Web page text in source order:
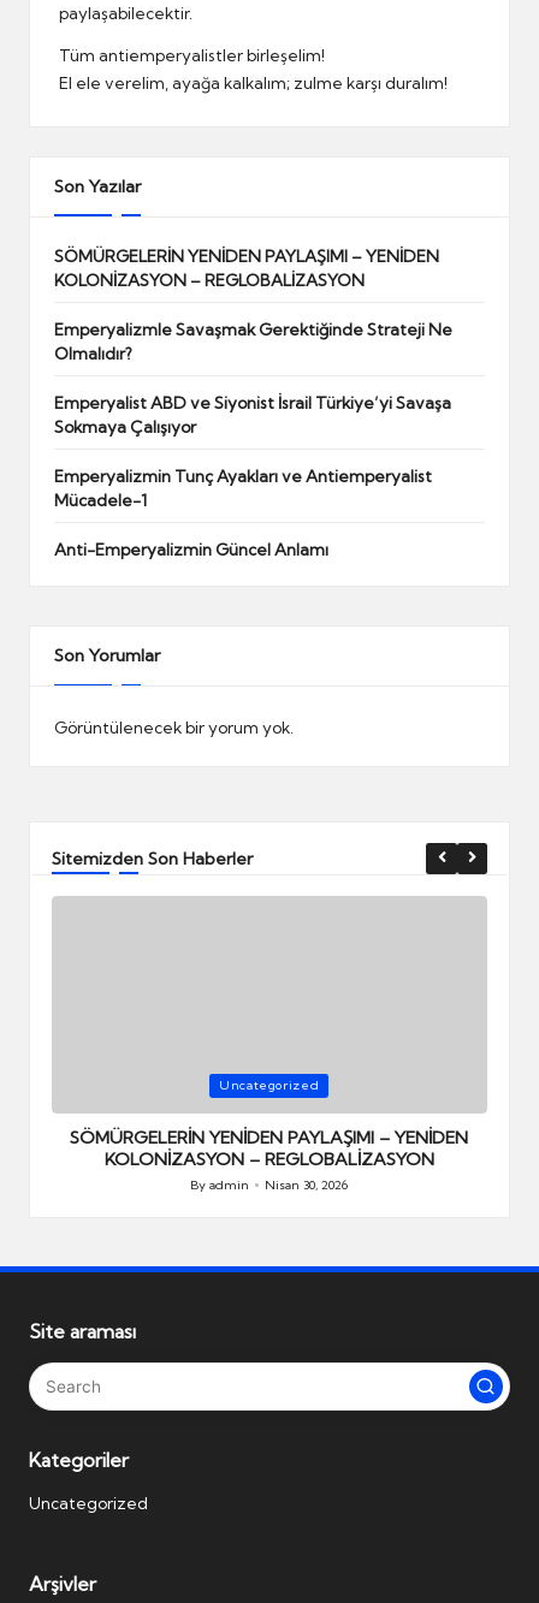
paylaşabilecektir.
Tüm antiemperyalistler birleşelim!
El ele verelim, ayağa kalkalım; zulme karşı duralım!
Son Yazılar
SÖMÜRGELERİN YENİDEN PAYLAŞIMI – YENİDEN
KOLONİZASYON – REGLOBALİZASYON
Emperyalizmle Savaşmak Gerektiğinde Strateji Ne
Olmalıdır?
Emperyalist ABD ve Siyonist İsrail Türkiye’yi Savaşa
Sokmaya Çalışıyor
Emperyalizmin Tunç Ayakları ve Antiemperyalist
Mücadele-1
Anti-Emperyalizmin Güncel Anlamı
Son Yorumlar
Görüntülenecek bir yorum yok.
Sitemizden Son Haberler
in
Uncategorized
SÖMÜRGELERİN YENİDEN PAYLAŞIMI – YENİDEN
KOLONİZASYON – REGLOBALİZASYON
Posted
Byadmin Nisan 30, 2026
Site araması
Kategoriler
Uncategorized
Arşivler